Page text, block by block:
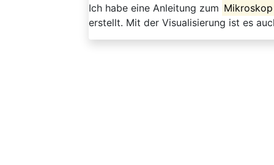
Ich habe eine Anleitung zum Mikroskop
erstellt. Mit der Visualisierung ist es